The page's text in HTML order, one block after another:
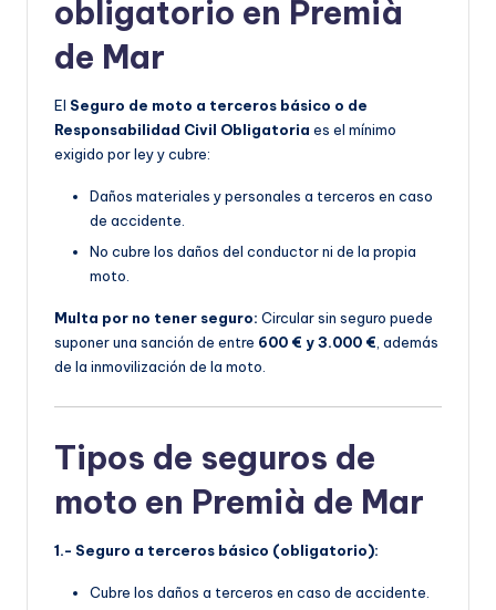
obligatorio en Premià
de Mar
El Seguro de moto a terceros básico o de
Responsabilidad Civil Obligatoria es el mínimo
exigido por ley y cubre:
Daños materiales y personales a terceros en caso
de accidente.
No cubre los daños del conductor ni de la propia
moto.
Multa por no tener seguro: Circular sin seguro puede
suponer una sanción de entre 600 € y 3.000 € , además
de la inmovilización de la moto.
Tipos de seguros de
moto en Premià de Mar
1.- Seguro a terceros básico (obligatorio):
Cubre los daños a terceros en caso de accidente.